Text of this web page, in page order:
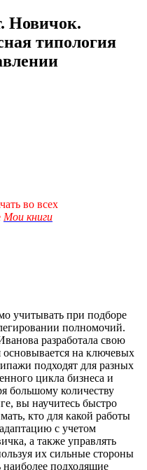
Новичок.
типология
во всех
Мои книги
учитывать при подборе
полномочий.
разработала свою
на ключевых
подходят для разных
цикла бизнеса и
большому количеству
вы научитесь быстро
кто для какой работы
с учетом
а также управлять
их сильные стороны
наиболее подходящие